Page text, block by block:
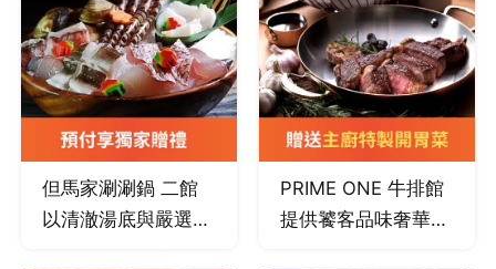
歐式饗宴。
同辛香料、新鮮香草
與蔬菜調配，現點現
烹調，呈現最原味的
泰式料理。
但馬家涮涮鍋 二館
以清澈湯底與嚴選食
PRIME ONE 牛排館
提供饕客品味奢華牛